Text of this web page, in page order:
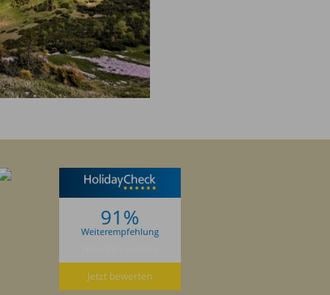
91%
Weiterempfehlung
Jetzt bewerten